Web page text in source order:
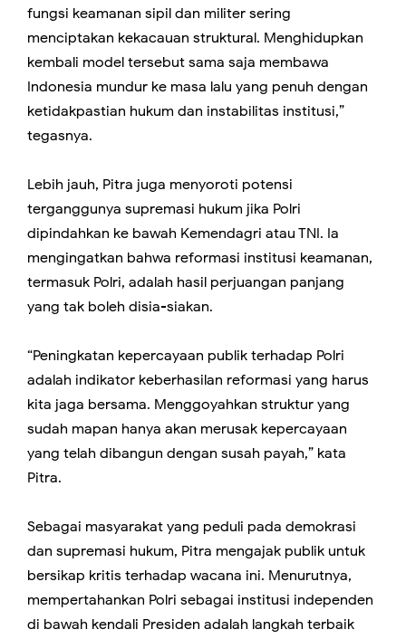
fungsi keamanan sipil dan militer sering
menciptakan kekacauan struktural. Menghidupkan
kembali model tersebut sama saja membawa
Indonesia mundur ke masa lalu yang penuh dengan
ketidakpastian hukum dan instabilitas institusi,”
tegasnya.
Lebih jauh, Pitra juga menyoroti potensi
terganggunya supremasi hukum jika Polri
dipindahkan ke bawah Kemendagri atau TNI. Ia
mengingatkan bahwa reformasi institusi keamanan,
termasuk Polri, adalah hasil perjuangan panjang
yang tak boleh disia-siakan.
“Peningkatan kepercayaan publik terhadap Polri
adalah indikator keberhasilan reformasi yang harus
kita jaga bersama. Menggoyahkan struktur yang
sudah mapan hanya akan merusak kepercayaan
yang telah dibangun dengan susah payah,” kata
Pitra.
Sebagai masyarakat yang peduli pada demokrasi
dan supremasi hukum, Pitra mengajak publik untuk
bersikap kritis terhadap wacana ini. Menurutnya,
mempertahankan Polri sebagai institusi independen
di bawah kendali Presiden adalah langkah terbaik